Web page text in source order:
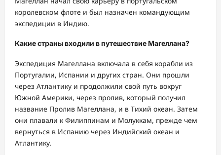
королевском флоте и был назначен командующим
экспедиции в Индию.
Какие страны входили в путешествие Магеллана?
Экспедиция Магеллана включала в себя корабли из
Португалии, Испании и других стран. Они прошли
через Атлантику и продолжили свой путь вокруг
Южной Америки, через пролив, который получил
название Пролив Магеллана, и в Тихий океан. Затем
они плавали к Филиппинам и Молуккам, прежде чем
вернуться в Испанию через Индийский океан и
Атлантику.